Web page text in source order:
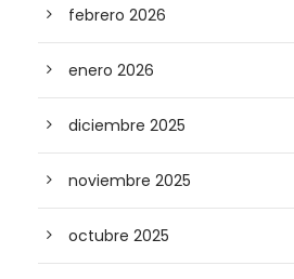
febrero 2026
enero 2026
diciembre 2025
noviembre 2025
octubre 2025